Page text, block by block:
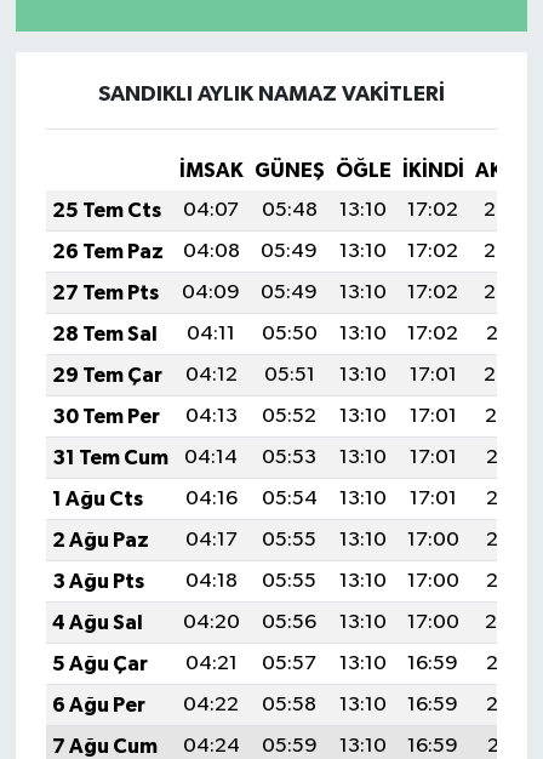
SANDIKLI AYLIK NAMAZ VAKITLERI
İMSAK GÜNEŞ ÖĞLE İKINDI
25 Tem Cts
04:07 05:48 13:10 17:02
20:23
26 Tem Paz
04:08 05:49 13:10 17:02
20:22
27 Tem Pts
04:09 05:49 13:10 17:02
20:22
28 Tem Sal
04:11 05:50 13:10 17:02
20:21
29 Tem Çar
04:12 05:51 13:10 17:01
20:20
30 Tem Per
04:13 05:52 13:10 17:01
20:19
31 Tem Cum
04:14 05:53 13:10 17:01
20:18
1 Ağu Cts
04:16 05:54 13:10 17:01
20:17
2 Ağu Paz
04:17 05:55 13:10 17:00
20:16
3 Ağu Pts
04:18 05:55 13:10 17:00
20:15
4 Ağu Sal
04:20 05:56 13:10 17:00
20:14
5 Ağu Çar
04:21 05:57 13:10 16:59
20:13
6 Ağu Per
04:22 05:58 13:10 16:59
20:12
7 Ağu Cum
04:24 05:59 13:10 16:59
20:11